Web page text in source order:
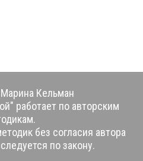
Кельман
работает по авторским
без согласия автора
по закону.